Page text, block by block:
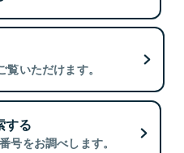
いただけます。
する
号をお調べします。